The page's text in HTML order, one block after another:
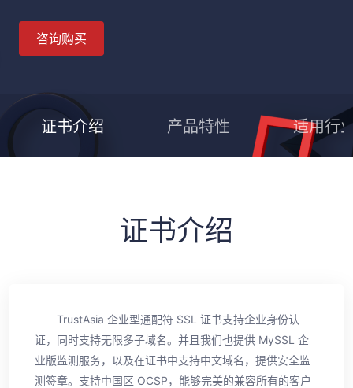
咨询购买
证书介绍 产品特性 适用行
证书介绍
TrustAsia 企业型通配符 SSL 证书支持企业身份认
证，同时支持无限多子域名。并且我们也提供 MySSL 企
业版监测服务，以及在证书中支持中文域名，提供安全监
测签章。支持中国区 OCSP，能够完美的兼容所有的客户